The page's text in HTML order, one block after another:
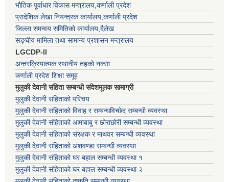
भौतिक पूर्वाधार विकास मन्त्रालय,कर्णाली प्रदेश
प्रादेशिक लेखा नियन्त्रक कार्यालय,कर्णाली प्रदेश
जिल्ला समन्वय समितिको कार्यालय,दैलेख
सङ्घीय मामिला तथा सामान्य प्रशासन मन्त्रालय
LGCDP-II
अन्तरक्रियात्मक स्थानीय तहको नक्सा
कर्णाली प्रदेश शिक्षा समूह
मुलुकी देवानी संहिता सम्बन्धी संदेशमूलक सामाग्री
मुलुकी देवानी संहिताको परिचय
मुलुकी देवानी संहिताको विवाह र सम्बन्धविच्छेद सम्बन्धी व्यवस्था
मुलुकी देवानी संहिताको आमाबाबु र छोराछोरी सम्बन्धी व्यवस्था
मुलुकी देवानी संहिताको संरक्षक र माथवर सम्बन्धी व्यवस्था
मुलुकी देवानी संहिताको अंशवण्डा सम्बन्धी व्यवस्था
मुलुकी देवानी संहिताको घर बहाल सम्बन्धी व्यवस्था १
मुलुकी देवानी संहिताको घर बहाल सम्बन्धी व्यवस्था २